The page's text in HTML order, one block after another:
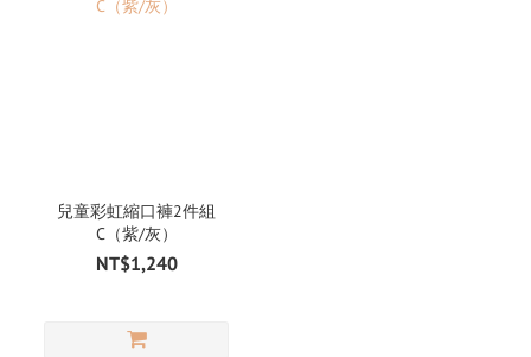
兒童彩虹縮口褲2件組
C（紫/灰）
NT$1,240